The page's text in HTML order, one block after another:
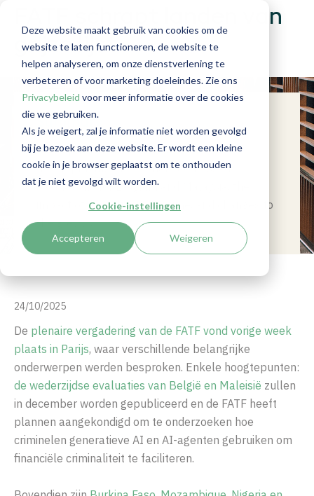
Deze website maakt gebruik van cookies om de
website te laten functioneren, de website te
helpen analyseren, om onze dienstverlening te
verbeteren of voor marketing doeleindes. Zie ons
Privacybeleid voor meer informatie over de cookies
die we gebruiken.
Als je weigert, zal je informatie niet worden gevolgd
bij je bezoek aan deze website. Er wordt een kleine
cookie in je browser geplaatst om te onthouden
dat je niet gevolgd wilt worden.
Cookie-instellingen
Accepteren Weigeren
FATF schrapt landen van
grijze lijst
Summary
Stay updated on the latest FATF
developments: the Plenary addressed
evaluations for Belgium and Malaysia, the
impact of AI on financial crime, and changes to
the grey list.
24/10/2025
De plenaire vergadering van de FATF vond vorige week
plaats in Parijs, waar verschillende belangrijke
onderwerpen werden besproken. Enkele hoogtepunten:
de wederzijdse evaluaties van België en Maleisië zullen
in december worden gepubliceerd en de FATF heeft
plannen aangekondigd om te onderzoeken hoe
criminelen generatieve AI en AI-agenten gebruiken om
financiële criminaliteit te faciliteren.